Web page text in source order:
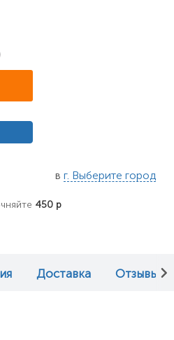
в г. Выберите город
450 р
Доставка Отзывы (0)